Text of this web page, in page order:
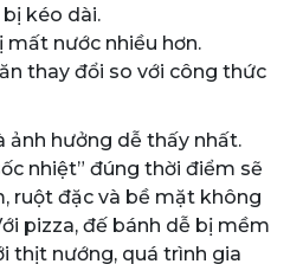
kéo dài.
mất nước nhiều hơn.
thay đổi so với công thức
ảnh hưởng dễ thấy nhất.
nhiệt” đúng thời điểm sẽ
ruột đặc và bề mặt không
pizza, đế bánh dễ bị mềm
thịt nướng, quá trình gia